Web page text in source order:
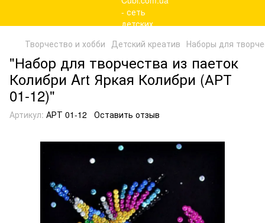
Творчество и хобби Детский креатив Наборы для
"Набор для творчества из паеток
Колибри Art Яркая Колибри (АРТ
01-12)"
Артикул: АРТ 01-12 Оставить отзыв